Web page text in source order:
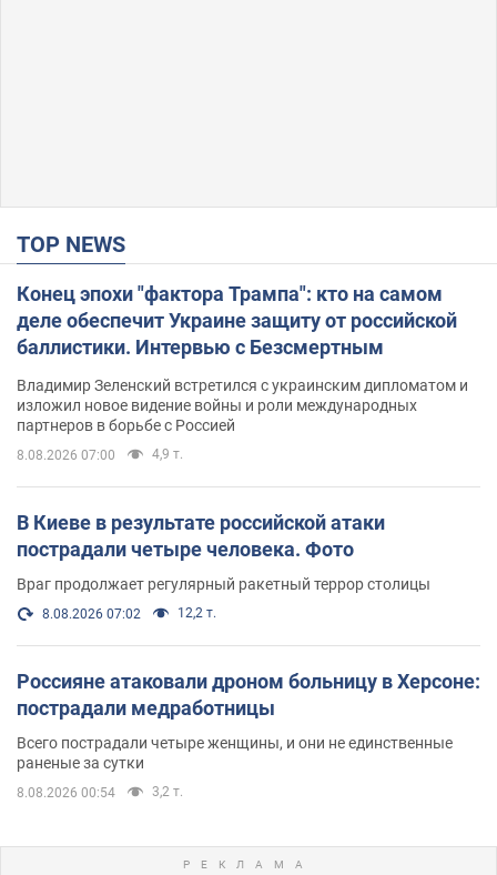
TOP NEWS
Конец эпохи "фактора Трампа": кто на самом
деле обеспечит Украине защиту от российской
баллистики. Интервью с Безсмертным
Владимир Зеленский встретился с украинским дипломатом и
изложил новое видение войны и роли международных
партнеров в борьбе с Россией
8.08.2026 07:00 4,9 т.
В Киеве в результате российской атаки
пострадали четыре человека. Фото
Враг продолжает регулярный ракетный террор столицы
8.08.2026 07:02 12,2 т.
Россияне атаковали дроном больницу в Херсоне:
пострадали медработницы
Всего пострадали четыре женщины, и они не единственные
раненые за сутки
8.08.2026 00:54 3,2 т.